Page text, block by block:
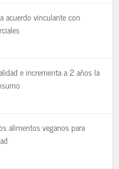
acuerdo vinculante con
e incrementa a 2 años la
alimentos veganos para